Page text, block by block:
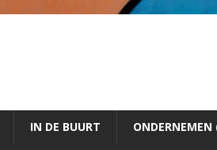
IN DE BUURT ONDERNEMEN